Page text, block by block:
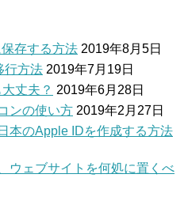
存する方法 2019年8月5日
行方法 2019年7月19日
丈夫？ 2019年6月28日
ンの使い方 2019年2月27日
本のApple IDを作成する方法
ウェブサイトを何処に置くべ